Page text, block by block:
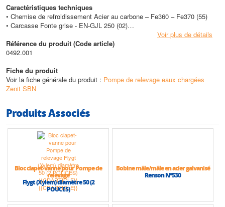
Caractéristiques techniques
• Chemise de refroidissement Acier au carbone – Fe360 – Fe370 (55)
• Carcasse Fonte grise - EN-GJL 250 (02)
• Visserie Acier inoxydable - Classe A2-70 (42)
• Arbre Acier inoxydable - AISI 420 (23)
• Kit garnitures mécaniques standard Deux garnitures mécaniques en
carbure de silicium (SiC)
• Matériau système dilacérateur Non applicable (99-NA)
• Hauteur max (HMT) : 53,9 m
• Débit max : 1358 m3/h
Voir plus de détails
Référence du produit (Code article)
0492.001
Fiche du produit
Voir la fiche générale du produit : Pompe de relevage eaux chargées
Zenit SBN
Produits Associés
Bloc clapet-vanne pour Pompe de
relevage
Flygt (Xylem) diamètre 50 (2
POUCES)
Bobine mâle/mâle en acier galvanisé
Renson N°530